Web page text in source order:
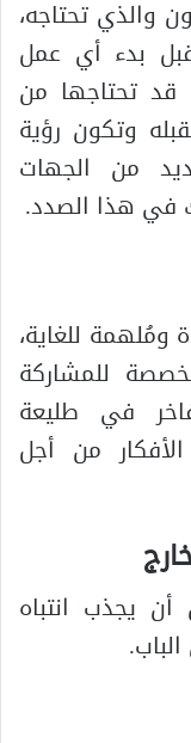
والذي تحتاجه،
بدء أي عمل
قد تحتاجها من
وتكون رؤية
من الجهات
في هذا الصدد.
ومُلهمة للغاية،
للمشاركة
في طليعة
من أجل
يجذب انتباه